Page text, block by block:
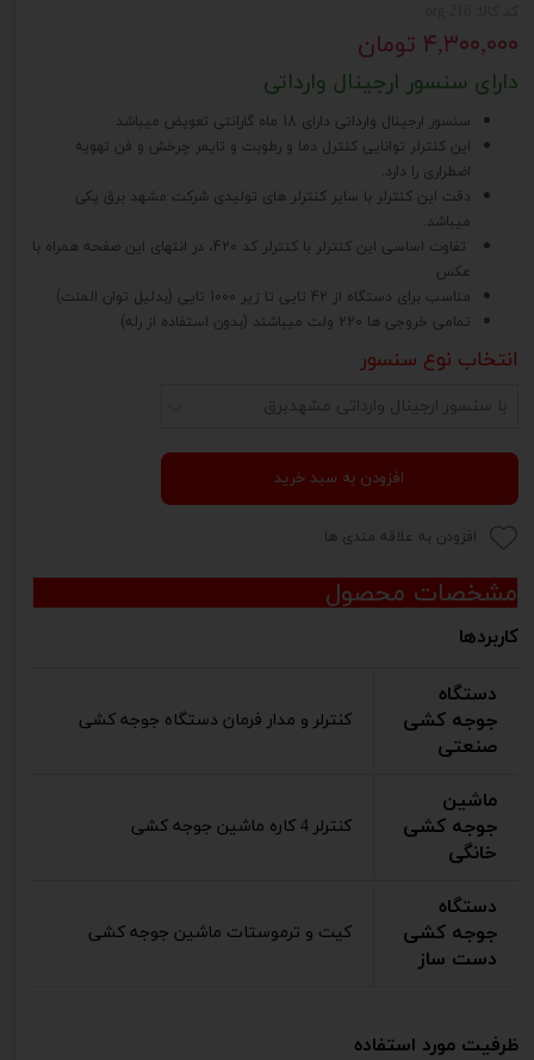
۴,۳۰۰,۰۰۰ تومان
دارای سنسور ارجینال وارداتی
سنسور ارجینال وارداتی دارای 18 ماه گارانتی تعویض میباشد
این کنترلر توانایی کنترل دما و رطوبت و تایمر چرخش و فن تهویه
اضطراری را دارد.
دقت این کنترلر با سایر کنترلر های تولیدی شرکت مشهد برق یکی
میباشد.
تفاوت اساسی این کنترلر با کنترلر کد 420، در انتهای این صفحه همراه با
عکس
مناسب برای دستگاه از 42 تایی تا زیر 1000 تایی (بدلیل توان المنت)
تمامی خروجی ها 220 ولت میباشند (بدون استفاده از رله)
انتخاب نوع سنسور
با سنسور ارجینال وارداتی مشهدبرق
افزودن به سبد خرید
افزودن به علاقه مندی ها
مشخصات محصول
کاربردها
دستگاه
جوجه کشی
صنعتی
کنترلر و مدار فرمان دستگاه جوجه کشی
ماشین
جوجه کشی
خانگی
کنترلر 4 کاره ماشین جوجه کشی
دستگاه
جوجه کشی
دست ساز
کیت و ترموستات ماشین جوجه کشی
ظرفیت مورد استفاده